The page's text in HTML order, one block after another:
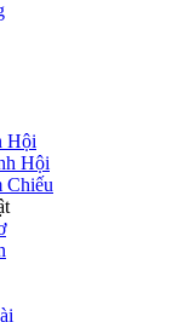
Hội
Hội
Chiếu